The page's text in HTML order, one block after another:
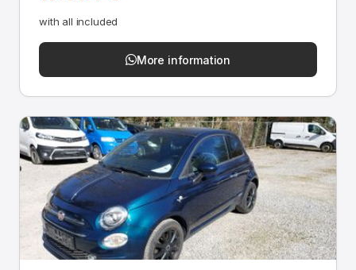
with all included
More information